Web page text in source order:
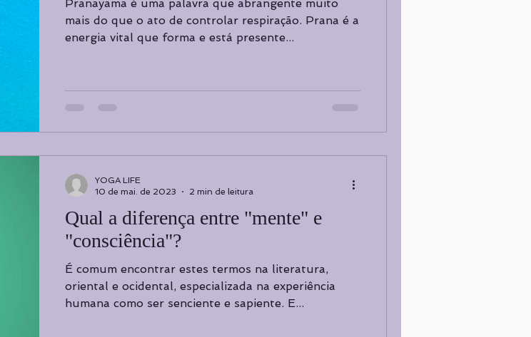
Cursos de Yoga Curadoria Curadoria CURADORIA
Pranayama é uma palavra que abrangente muito
mais do que o ato de controlar respiração. Prana é a
energia vital que forma e está presente...
Qual a diferença entre "mente" e
"consciência"?
É comum encontrar estes termos na literatura,
oriental e ocidental, especializada na experiência
humana como ser senciente e sapiente. E...
YOGA LIFE
10 de mai. de 2023
2 min de leitura